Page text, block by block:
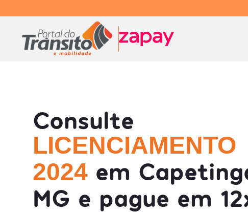
Consulte
LICENCIAMENTO
2024 em
MG e pague em